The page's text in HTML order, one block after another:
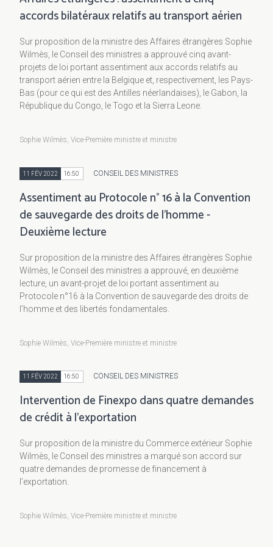
accords bilatéraux relatifs au transport aérien
Sur proposition de la ministre des Affaires étrangères Sophie
Wilmès, le Conseil des ministres a approuvé cinq avant-
projets de loi portant assentiment aux accords relatifs au
transport aérien entre la Belgique et, respectivement, les Pays-
Bas (pour ce qui est des Antilles néerlandaises), le Gabon, la
République du Congo, le Togo et la Sierra Leone.
Sophie Wilmès, Vice-Première ministre et ministre
11 FÉV 2022 16:50 CONSEIL DES MINISTRES
Assentiment au Protocole n° 16 à la Convention
de sauvegarde des droits de l’homme -
Deuxième lecture
Sur proposition de la ministre des Affaires étrangères Sophie
Wilmès, le Conseil des ministres a approuvé, en deuxième
lecture, un avant-projet de loi portant assentiment au
Protocole n°16 à la Convention de sauvegarde des droits de
l’homme et des libertés fondamentales.
Sophie Wilmès, Vice-Première ministre et ministre
11 FÉV 2022 16:50 CONSEIL DES MINISTRES
Intervention de Finexpo dans quatre demandes
de crédit à l’exportation
Sur proposition de la ministre du Commerce extérieur Sophie
Wilmès, le Conseil des ministres a marqué son accord sur
quatre demandes de promesse de financement à
l’exportation.
Sophie Wilmès, Vice-Première ministre et ministre